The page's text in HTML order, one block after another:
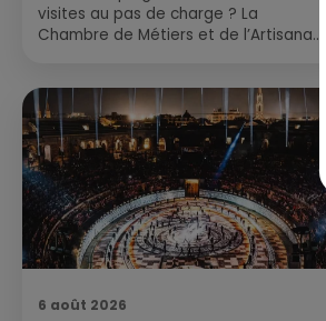
visites au pas de charge ? La
Chambre de Métiers et de l’Artisanat
6 août 2026